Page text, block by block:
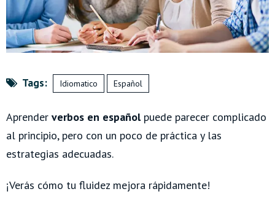
Tags: Idiomatico Español
Aprender verbos en españolpuede parecer complicado
al principio, pero con un poco de práctica y las
estrategias adecuadas.
¡Verás cómo tu fluidez mejora rápidamente!